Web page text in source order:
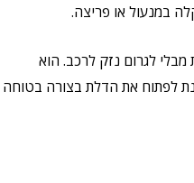
במנעול או פריצה.
מבלי לגרום נזק לרכב. הוא
לפתוח את הדלת בצורה בטוחה